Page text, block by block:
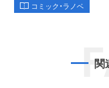
コミック・ラノベ
関